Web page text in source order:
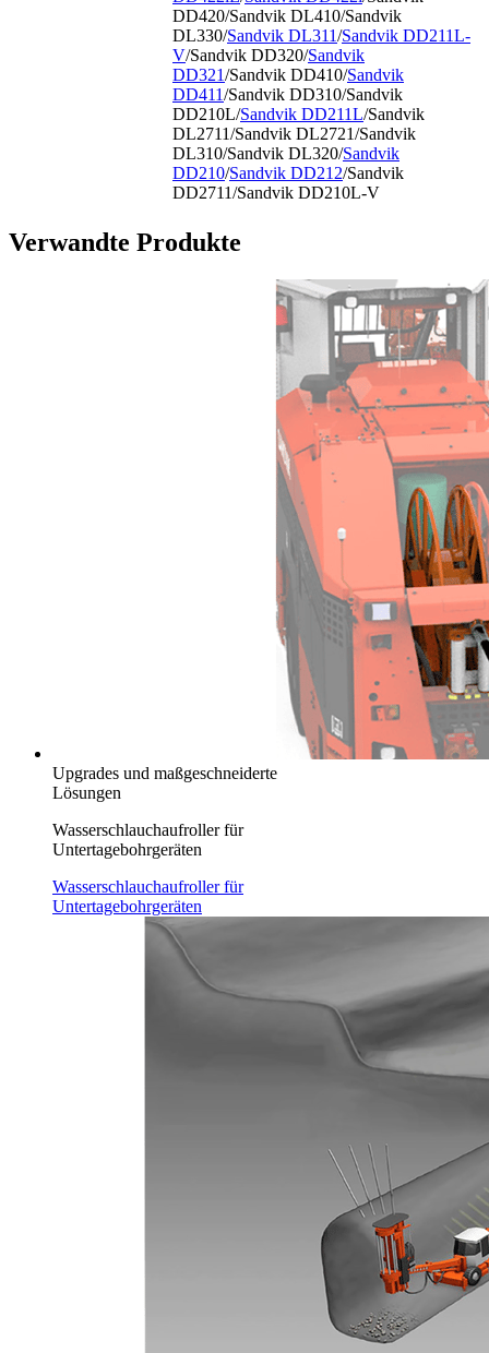
DD420/Sandvik DL410/Sandvik
DL330/Sandvik DL311/Sandvik DD211L-
V/Sandvik DD320/Sandvik
DD321/Sandvik DD410/Sandvik
DD411/Sandvik DD310/Sandvik
DD210L/Sandvik DD211L/Sandvik
DL2711/Sandvik DL2721/Sandvik
DL310/Sandvik DL320/Sandvik
DD210/Sandvik DD212/Sandvik
DD2711/Sandvik DD210L-V
Verwandte Produkte
Upgrades und maßgeschneiderte
Lösungen
Wasserschlauchaufroller für
Untertagebohrgeräten
Wasserschlauchaufroller für
Untertagebohrgeräten